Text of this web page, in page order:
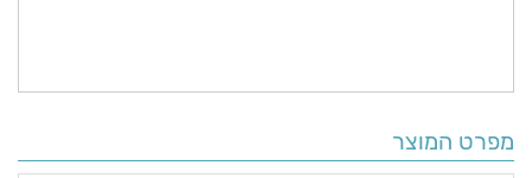
מפרט המוצר